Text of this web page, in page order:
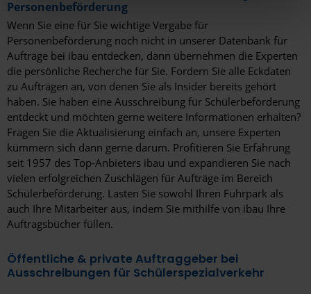
hier Ihre individuelle Auswahl bestätigen. Ihre Einwilligung
ist freiwillig und kann jederzeit später geändert oder
widerrufen werden, indem Sie auf die Schaltfläche
Einstellungen am unteren Ende der Webseite klicken.
Weitere Informationen erhalten Sie in unserer
Datenschutzerklärungund imImpressum.
Rosenheim
Rostock
Rotenburg (Wümme)
Rüsselsheim am Main
Saarbrücken
Saarlouis
Salzgitter
Schweinfurt
Schwerin
Selm
Personenbeförderung
Wenn Sie eine für Sie wichtige Vergabe für
Personenbeförderung noch nicht in unserer Datenbank für
Aufträge bei ibau entdecken, dann übernehmen die Experten
die persönliche Recherche für Sie. Fordern Sie alle Eckdaten
zu Aufträgen an, von denen Sie als Insider bereits gehört
haben. Sie haben eine Ausschreibung für Schülerbeförderung
entdeckt und möchten gerne weitere Informationen erhalten?
Fragen Sie die Aktualisierung einfach an, unsere Experten
kümmern sich dann gerne darum. Profitieren Sie Erfahrung
seit 1957 des Top-Anbieters ibau und expandieren Sie nach
vielen erfolgreichen Zuschlägen für Aufträge im Bereich
Schülerbeförderung. Lasten Sie sowohl Ihren Fuhrpark als
auch Ihre Mitarbeiter aus, indem Sie mithilfe von ibau Ihre
Auftragsbücher füllen.
Öffentliche & private Auftraggeber bei
Ausschreibungen für Schülerspezialverkehr